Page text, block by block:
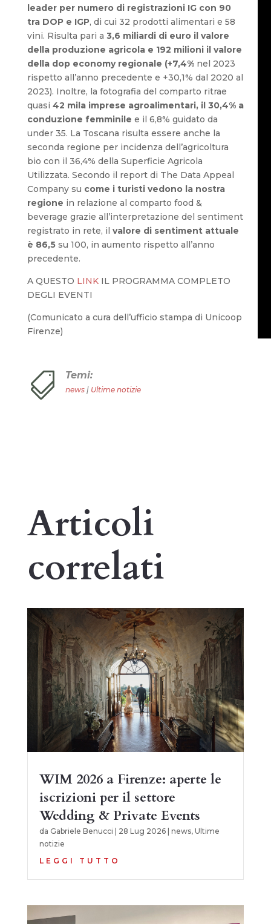
leader per numero di registrazioni IG con 90
tra DOP e IGP, di cui 32 prodotti alimentari e 58
vini. Risulta pari a 3,6 miliardi di euro il valore
della produzione agricola e 192 milioni il valore
della dop economy regionale (+7,4% nel 2023
rispetto all’anno precedente e +30,1% dal 2020 al
2023). Inoltre, la fotografia del comparto ritrae
quasi 42 mila imprese agroalimentari, il 30,4% a
conduzione femminile e il 6,8% guidato da
under 35. La Toscana risulta essere anche la
seconda regione per incidenza dell’agricoltura
bio con il 36,4% della Superficie Agricola
Utilizzata. Secondo il report di The Data Appeal
Company su come i turisti vedono la nostra
regione in relazione al comparto food &
beverage grazie all’interpretazione del sentiment
registrato in rete, il valore di sentiment attuale
è 86,5su 100, in aumento rispetto all’anno
precedente.
A QUESTO LINKIL PROGRAMMA COMPLETO
DEGLI EVENTI
(Comunicato a cura dell’ufficio stampa di Unicoop
Firenze)
 Temi:
news| Ultime notizie
Articoli
correlati
WIM 2026 a Firenze: aperte le
iscrizioni per il settore
Wedding & Private Events
da Gabriele Benucci 28 Lug 2026| news, Ultime
notizie
LEGGI TUTTO